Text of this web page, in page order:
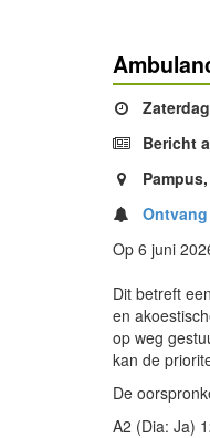
Bericht
Op 6 juni
Dit betreft
en
op weg
kan de
De
A2 (Dia: Ja)